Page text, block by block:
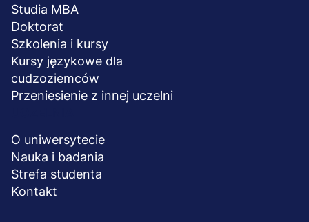
Studia MBA
Doktorat
Szkolenia i kursy
Kursy językowe dla
cudzoziemców
Przeniesienie z innej uczelni
O uniwersytecie
Nauka i badania
Strefa studenta
Kontakt